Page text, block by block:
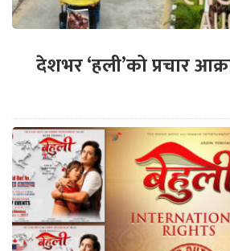
देशभर ‘हली’को प्रचार